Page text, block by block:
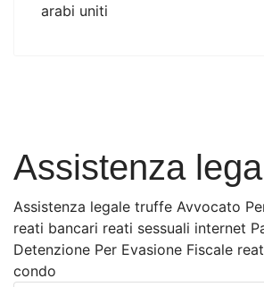
arabi uniti
Assistenza
Assistenza legale truffe Avvocato
reati bancari reati sessuali internet
Detenzione Per Evasione Fiscale
condo